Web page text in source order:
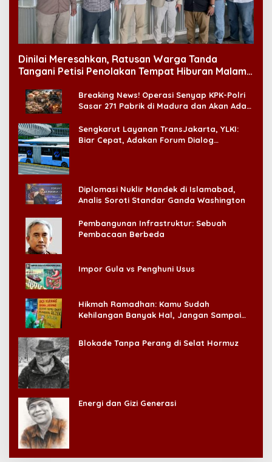
Dinilai Meresahkan, Ratusan Warga Tanda
Tangani Petisi Penolakan Tempat Hiburan Malam
Breaking News! Operasi Senyap KPK-Polri
Sasar 271 Pabrik di Madura dan Akan Ada
Sengkarut Layanan TransJakarta, YLKI:
Biar Cepat, Adakan Forum Dialog
Diplomasi Nuklir Mandek di Islamabad,
Analis Soroti Standar Ganda Washington
Pembangunan Infrastruktur: Sebuah
Pembacaan Berbeda
Impor Gula vs Penghuni Usus
Hikmah Ramadhan: Kamu Sudah
Kehilangan Banyak Hal, Jangan Sampai
Blokade Tanpa Perang di Selat Hormuz
Energi dan Gizi Generasi